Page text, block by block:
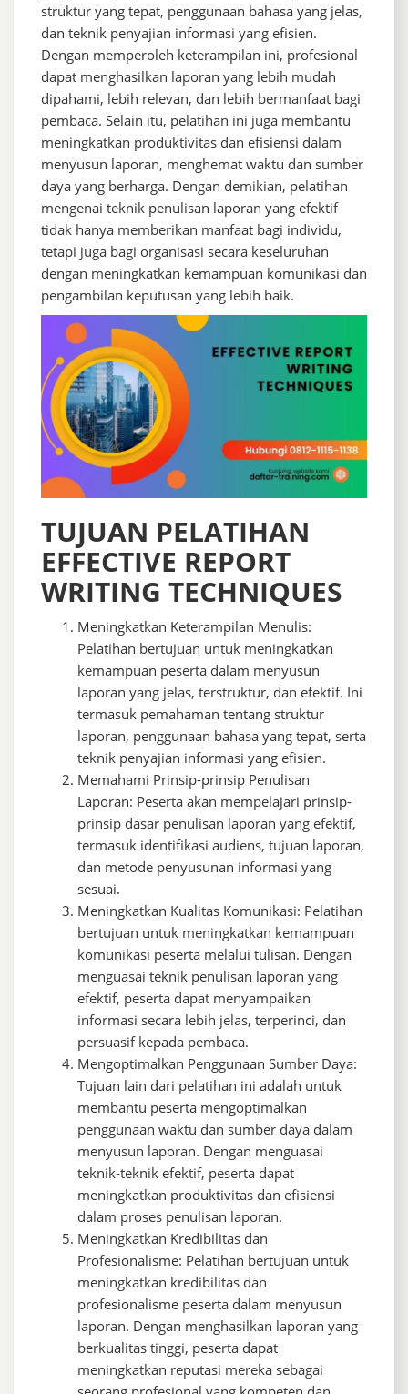
struktur yang tepat, penggunaan bahasa yang jelas,
dan teknik penyajian informasi yang efisien.
Dengan memperoleh keterampilan ini, profesional
dapat menghasilkan laporan yang lebih mudah
dipahami, lebih relevan, dan lebih bermanfaat bagi
pembaca. Selain itu, pelatihan ini juga membantu
meningkatkan produktivitas dan efisiensi dalam
menyusun laporan, menghemat waktu dan sumber
daya yang berharga. Dengan demikian, pelatihan
mengenai teknik penulisan laporan yang efektif
tidak hanya memberikan manfaat bagi individu,
tetapi juga bagi organisasi secara keseluruhan
dengan meningkatkan kemampuan komunikasi dan
pengambilan keputusan yang lebih baik.
TUJUAN PELATIHAN
EFFECTIVE REPORT
WRITING TECHNIQUES
Meningkatkan Keterampilan Menulis:
Pelatihan bertujuan untuk meningkatkan
kemampuan peserta dalam menyusun
laporan yang jelas, terstruktur, dan efektif. Ini
termasuk pemahaman tentang struktur
laporan, penggunaan bahasa yang tepat, serta
teknik penyajian informasi yang efisien.
Memahami Prinsip-prinsip Penulisan
Laporan: Peserta akan mempelajari prinsip-
prinsip dasar penulisan laporan yang efektif,
termasuk identifikasi audiens, tujuan laporan,
dan metode penyusunan informasi yang
sesuai.
Meningkatkan Kualitas Komunikasi: Pelatihan
bertujuan untuk meningkatkan kemampuan
komunikasi peserta melalui tulisan. Dengan
menguasai teknik penulisan laporan yang
efektif, peserta dapat menyampaikan
informasi secara lebih jelas, terperinci, dan
persuasif kepada pembaca.
Mengoptimalkan Penggunaan Sumber Daya:
Tujuan lain dari pelatihan ini adalah untuk
membantu peserta mengoptimalkan
penggunaan waktu dan sumber daya dalam
menyusun laporan. Dengan menguasai
teknik-teknik efektif, peserta dapat
meningkatkan produktivitas dan efisiensi
dalam proses penulisan laporan.
Meningkatkan Kredibilitas dan
Profesionalisme: Pelatihan bertujuan untuk
meningkatkan kredibilitas dan
profesionalisme peserta dalam menyusun
laporan. Dengan menghasilkan laporan yang
berkualitas tinggi, peserta dapat
meningkatkan reputasi mereka sebagai